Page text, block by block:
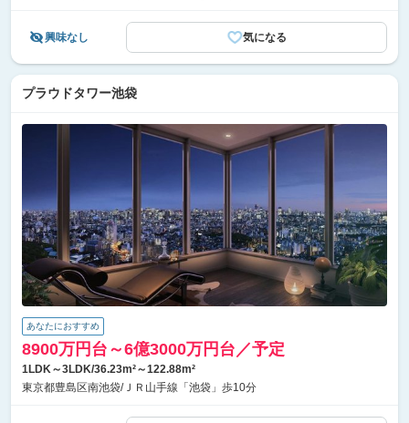
興味なし 気になる
プラウドタワー池袋
あなたにおすすめ
8900万円台～6億3000万円台／予定
1LDK～3LDK/36.23m²～122.88m²
東京都豊島区南池袋/ＪＲ山手線「池袋」歩10分